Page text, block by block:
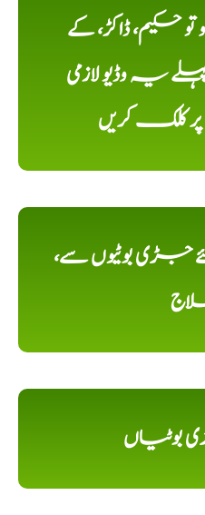
حکیم، ڈاکڑ، کے
وڈیو لازمی
کلک کریں
جڑی بوٹیوں سے،